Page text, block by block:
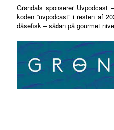
Grøndals sponserer
koden “uvpodcast” i resten af
dåsefisk – sådan på gourmet